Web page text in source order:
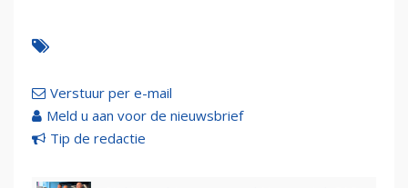
Verstuur per e-mail
Meld u aan voor de nieuwsbrief
Tip de redactie